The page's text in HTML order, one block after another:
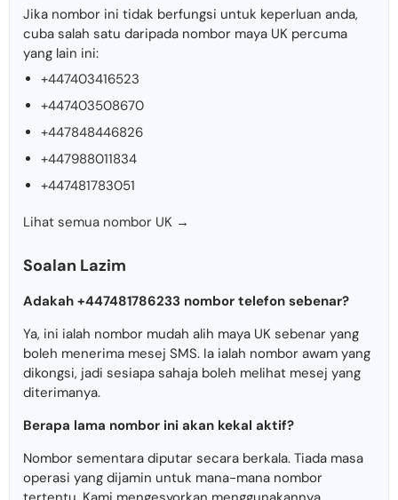
Jika nombor ini tidak berfungsi untuk keperluan anda,
cuba salah satu daripada nombor maya UK percuma
yang lain ini:
+447403416523
+447403508670
+447848446826
+447988011834
+447481783051
Lihat semua nombor UK →
Soalan Lazim
Adakah +447481786233 nombor telefon sebenar?
Ya, ini ialah nombor mudah alih maya UK sebenar yang
boleh menerima mesej SMS. Ia ialah nombor awam yang
dikongsi, jadi sesiapa sahaja boleh melihat mesej yang
diterimanya.
Berapa lama nombor ini akan kekal aktif?
Nombor sementara diputar secara berkala. Tiada masa
operasi yang dijamin untuk mana-mana nombor